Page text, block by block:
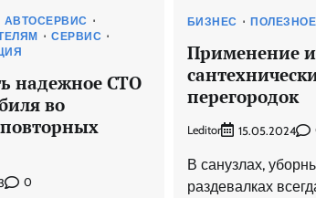
АВТОСЕРВИС
СЕРВИС
надежное СТО
во
0
БИЗНЕС ПОЛЕЗНОЕ
Применение и
перегородок
Leditor 15.05.2024
В санузлах,
раздевалках